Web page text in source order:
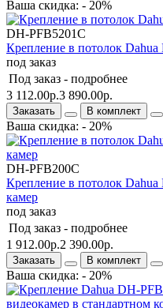
Ваша скидка: - 20%
DH-PFB5201C
Крепление в потолок
под заказ
Под заказ - подробнее
3 112.00р.3 890.00р.
Заказать В комплект
Ваша скидка: - 20%
DH-PFB200C
Крепление в потолок
камер
под заказ
Под заказ - подробнее
1 912.00р.2 390.00р.
Заказать В комплект
Ваша скидка: - 20%